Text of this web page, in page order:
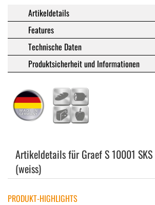
Artikeldetails
Features
Technische Daten
Produktsicherheit und Informationen
Artikeldetails für Graef S 10001
(weiss)
PRODUKT-HIGHLIGHTS